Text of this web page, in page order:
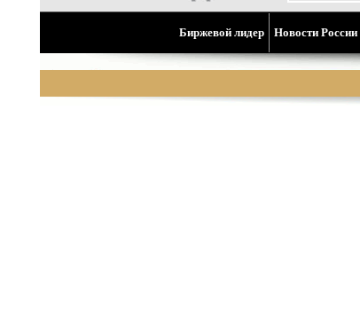
Биржевой лидер Новости России